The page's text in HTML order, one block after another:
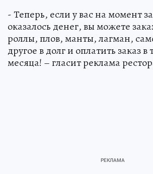
- Теперь, если у вас на момент
оказалось денег, вы можете
роллы, плов, манты, лагман,
другое в долг и оплатить заказ в
месяца! – гласит реклама